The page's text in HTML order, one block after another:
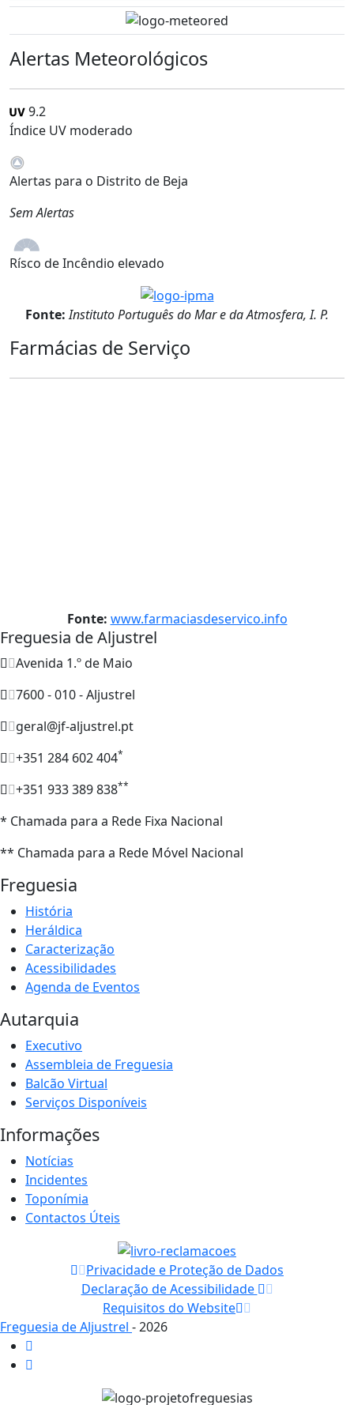
Alertas Meteorológicos
9.2
Índice UV moderado
Alertas para o Distrito de Beja
Sem Alertas
Rísco de Incêndio elevado
Fonte: Instituto Português do Mar e da Atmosfera, I. P.
Farmácias de Serviço
Fonte: www.farmaciasdeservico.info
Freguesia de Aljustrel
Avenida 1.º de Maio
7600 - 010 - Aljustrel
geral@jf-aljustrel.pt
+351 284 602 404*
+351 933 389 838**
* Chamada para a Rede Fixa Nacional
** Chamada para a Rede Móvel Nacional
Freguesia
História
Heráldica
Caracterização
Acessibilidades
Agenda de Eventos
Autarquia
Executivo
Assembleia de Freguesia
Balcão Virtual
Serviços Disponíveis
Informações
Notícias
Incidentes
Toponímia
Contactos Úteis
Privacidade e Proteção de Dados
Declaração de Acessibilidade
Requisitos do Website
Freguesia de Aljustrel - 2026